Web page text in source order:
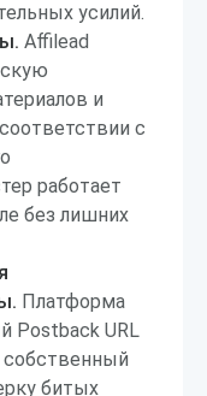
усилий.
Affilead
и
с
работает
без лишних
Платформа
Postback URL
собственный
битых